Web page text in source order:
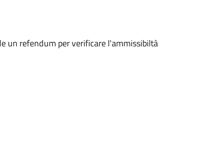
un refendum per verificare l'ammissibiltà